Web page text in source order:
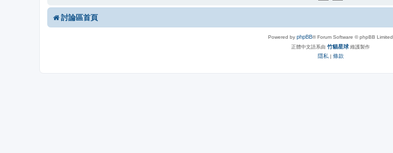
討論區首頁
Powered by phpBB® Forum Software © phpBB Limited
正體中文語系由 竹貓星球 維護製作
隱私 | 條款